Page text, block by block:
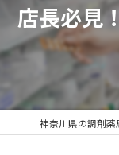
店長必見